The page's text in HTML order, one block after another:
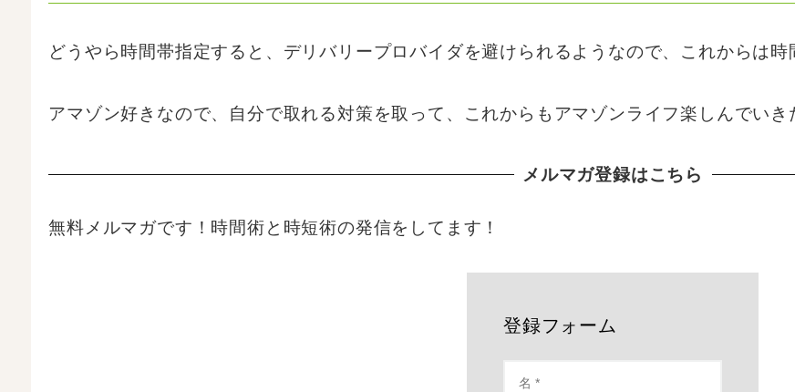
どうやら時間帯指定すると、デリバリープロバイダを避けられるようなので、これからは時
アマゾン好きなので、自分で取れる対策を取って、これからもアマゾンライフ楽しんでい
メルマガ登録はこちら
無料メルマガです！時間術と時短術の発信をしてます！
登録フォーム